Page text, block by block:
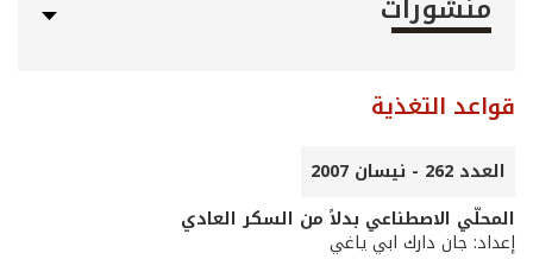
قواعد التغذية
العدد 262 - نيسان 2007
المحلّي الاصطناعي بدلاً من السكر العادي
إعداد: جان دارك ابي ياغي